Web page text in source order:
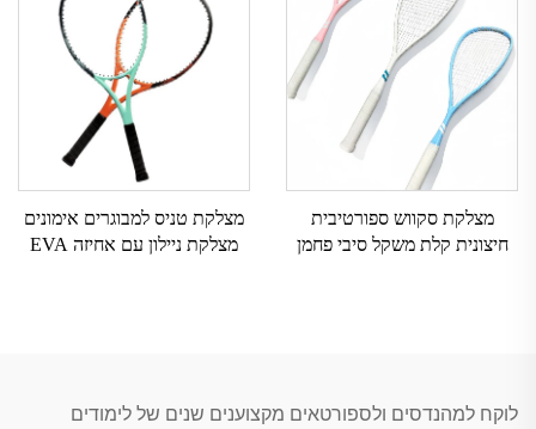
מצלקת סקווש ספורטיבית
חיצונית קלת משקל סיבי פחמן
מצלקת טניס למבוגרים אימונים
מצלקת ניילון עם אחיזה EVA
לוקח למהנדסים ולספורטאים מקצוענים שנים של לימודים